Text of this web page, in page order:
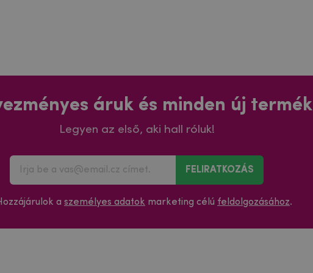
áruk és minden új termék
Legyen az első, aki hall róluk!
FELIRATKOZÁS
a személyes adatok marketing célú feldolgozásához.